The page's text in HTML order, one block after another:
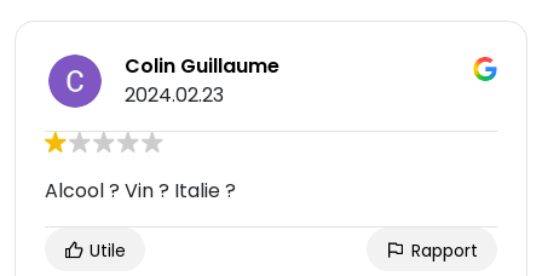
Colin Guillaume
2024.02.23
Alcool ? Vin ? Italie ?
Utile Rapport